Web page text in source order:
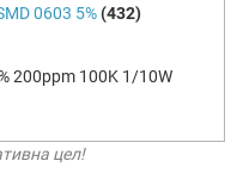
0603 5% (432)
200ppm 100K 1/10W
цел!